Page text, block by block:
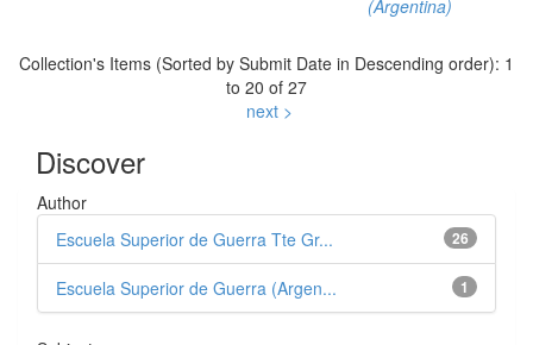
(Argentina)
Collection's Items (Sorted by Submit Date in Descending order): 1
to 20 of 27
next >
Discover
Author
26
Escuela Superior de Guerra Tte Gr...
1
Escuela Superior de Guerra (Argen...